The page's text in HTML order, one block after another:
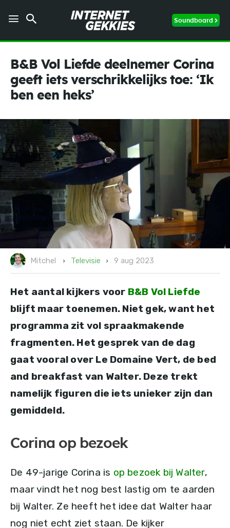
Soundboard
B&B Vol Liefde deelnemer Corina
geeft iets verschrikkelijks toe: ‘Ik
ben een heks’
Mitchel Televisie 9 aug 2023
Het aantal kijkers voor B&B Vol Liefde
blijft maar toenemen. Niet gek, want het
programma zit vol spraakmakende
fragmenten. Het gesprek van de dag
gaat vooral over Le Domaine Vert, de bed
and breakfast van Walter. Deze trekt
namelijk figuren die iets unieker zijn dan
gemiddeld.
Corina op bezoek
De 49-jarige Corina is op bezoek bij Walter,
maar vindt het nog best lastig om te aarden
bij Walter. Ze heeft het idee dat Walter haar
nog niet echt ziet staan. De kijker